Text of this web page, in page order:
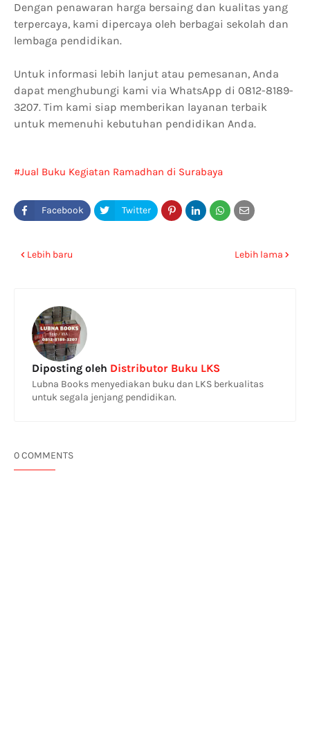
Dengan penawaran harga bersaing dan kualitas yang
terpercaya, kami dipercaya oleh berbagai sekolah dan
lembaga pendidikan.
Untuk informasi lebih lanjut atau pemesanan, Anda
dapat menghubungi kami via WhatsApp di 0812-8189-
3207. Tim kami siap memberikan layanan terbaik
untuk memenuhi kebutuhan pendidikan Anda.
Jual Buku Kegiatan Ramadhan di Surabaya
Lebih baru Lebih lama
Diposting oleh Distributor Buku LKS
Lubna Books menyediakan buku dan LKS berkualitas
untuk segala jenjang pendidikan.
0 COMMENTS